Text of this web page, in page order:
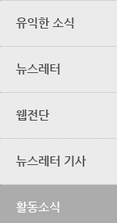
유익한 소식
뉴스레터
웹전단
뉴스레터 기사
활동소식